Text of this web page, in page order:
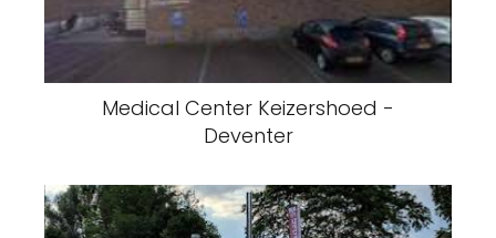
Medical Center Keizershoed -
Deventer